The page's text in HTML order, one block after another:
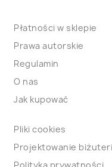
Płatności w sklepie
Prawa autorskie
Regulamin
O nas
Jak kupować
Pliki cookies
Projektowanie